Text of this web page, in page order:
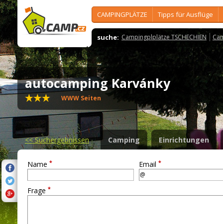
CAMPINGPLÄTZE Tipps für Ausflüge
suche: Campingplplätze TSCHECHIEN
autocamping Karvánky
WWW Seiten
<<Suchergebnissen Camping Einrichtungen
Name * Email *
Frage *